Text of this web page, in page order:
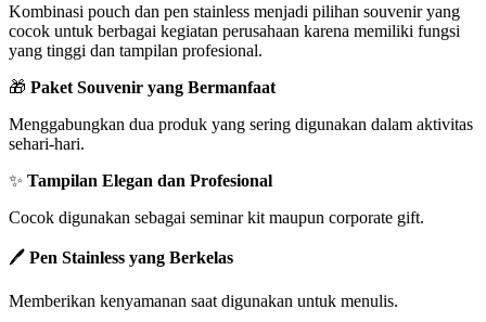
Kombinasi pouch dan pen stainless menjadi pilihan souvenir yang
cocok untuk berbagai kegiatan perusahaan karena memiliki fungsi
yang tinggi dan tampilan profesional.
🎁 Paket Souvenir yang Bermanfaat
Menggabungkan dua produk yang sering digunakan dalam aktivitas
sehari-hari.
✨ Tampilan Elegan dan Profesional
Cocok digunakan sebagai seminar kit maupun corporate gift.
🖊️ Pen Stainless yang Berkelas
Memberikan kenyamanan saat digunakan untuk menulis.